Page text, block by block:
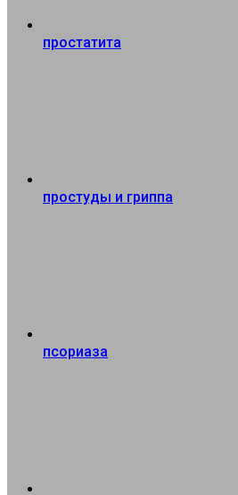
простатита
простуды и гриппа
псориаза